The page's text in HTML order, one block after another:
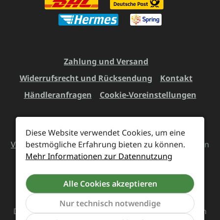
Zahlung und Versand
Widerrufsrecht und Rücksendung
Kontakt
Händleranfragen
Cookie-Voreinstellungen
Alle Preise inkl. gesetzl. Mehrwertsteuer zzgl.
Versandkostenund ggf. Nachnahmegebühren, wenn
nicht anders angegeben.
Vertrag widerrufen
Das Team von Supreme Chaos Records rockt diesen
Diese Website verwendet Cookies, um eine
bestmögliche Erfahrung bieten zu können.
Mehr Informationen zur Datennutzung
Alle Cookies akzeptieren
Nur technisch notwendige